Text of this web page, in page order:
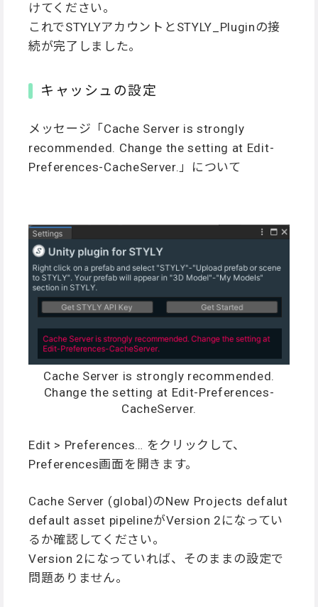
けてください。
これでSTYLYアカウントとSTYLY_Pluginの接
続が完了しました。
キャッシュの設定
メッセージ「Cache Server is strongly
recommended. Change the setting at Edit-
Preferences-CacheServer.」について
Cache Server is strongly recommended.
Change the setting at Edit-Preferences-
CacheServer.
Edit > Preferences… をクリックして、
Preferences画面を開きます。
Cache Server (global)のNew Projects defalut
default asset pipelineがVersion 2になってい
るか確認してください。
Version 2になっていれば、そのままの設定で
問題ありません。